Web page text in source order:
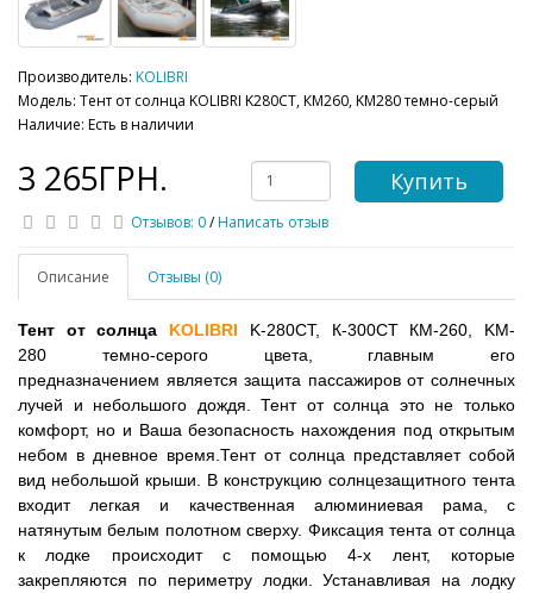
Производитель: KOLIBRI
Модель: Тент от солнца KOLIBRI K280СТ, КМ260, KM280 темно-серый
Наличие: Есть в наличии
3 265ГРН. Купить
Отзывов: 0/Написать отзыв
Описание Отзывы (0)
Тент от солнца KOLIBRI K-280СТ, К-300СТ КМ-260, KM-
280 темно-серого цвета, главным его
предназначением является защита пассажиров от солнечных
лучей и небольшого дождя. Тент от солнца это не только
комфорт, но и Ваша безопасность нахождения под открытым
небом в дневное время.Тент от солнца представляет собой
вид небольшой крыши. В конструкцию солнцезащитного тента
входит легкая и качественная алюминиевая рама, с
натянутым белым полотном сверху. Фиксация тента от солнца
к лодке происходит с помощью 4-х лент, которые
закрепляются по периметру лодки. Устанавливая на лодку